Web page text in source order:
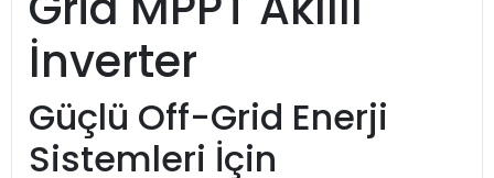
İnverter
Güçlü Off-Grid Enerji
Sistemleri İçin